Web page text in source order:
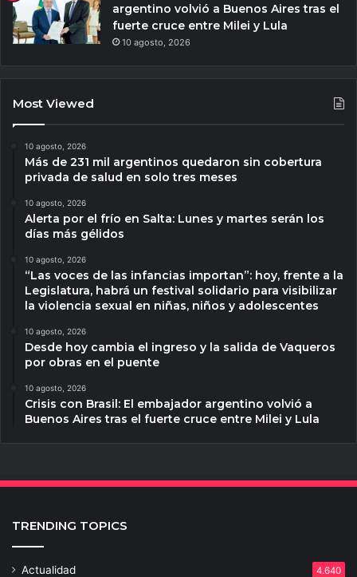
argentino volvió a Buenos Aires tras el
fuerte cruce entre Milei y Lula
10 agosto, 2026
Most Viewed
10 agosto, 2026
Más de 231 mil argentinos quedaron sin cobertura
privada de salud en solo tres meses
10 agosto, 2026
Alerta por el frío en Salta: Lunes y martes serán los
días más gélidos
10 agosto, 2026
“Las voces de las infancias importan”: hoy, frente a la
Legislatura, habrá un festival solidario para visibilizar
la violencia sexual en niñas, niños y adolescentes
10 agosto, 2026
Desde hoy cambia el ingreso y la salida de Vaqueros
por obras en el puente
10 agosto, 2026
Crisis con Brasil: El embajador argentino volvió a
Buenos Aires tras el fuerte cruce entre Milei y Lula
TRENDING TOPICS
Actualidad 4.640